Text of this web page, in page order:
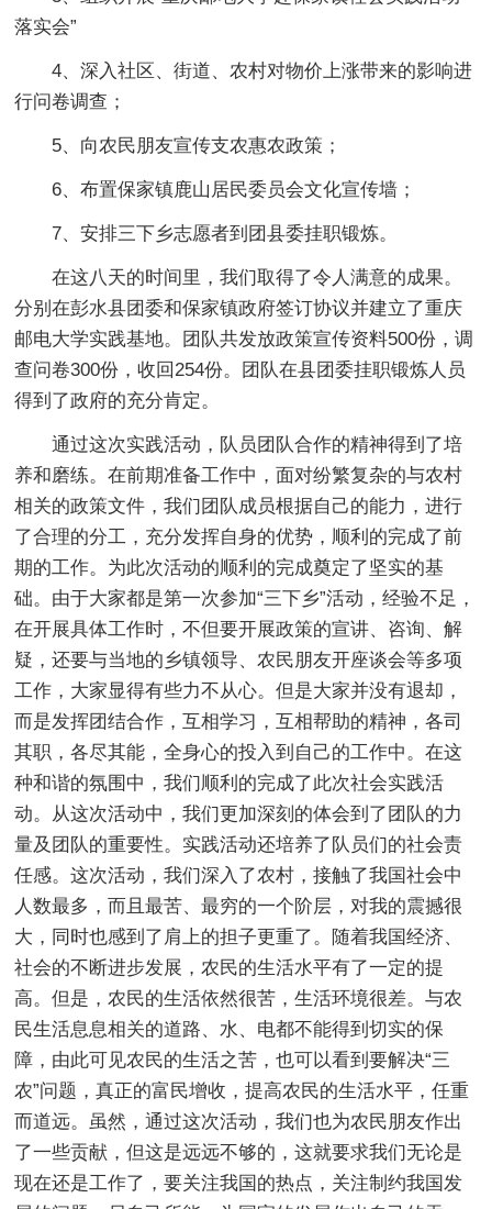
落实会”
4、深入社区、街道、农村对物价上涨带来的影响进
行问卷调查；
5、向农民朋友宣传支农惠农政策；
6、布置保家镇鹿山居民委员会文化宣传墙；
7、安排三下乡志愿者到团县委挂职锻炼。
在这八天的时间里，我们取得了令人满意的成果。
分别在彭水县团委和保家镇政府签订协议并建立了重庆
邮电大学实践基地。团队共发放政策宣传资料500份，调
查问卷300份，收回254份。团队在县团委挂职锻炼人员
得到了政府的充分肯定。
通过这次实践活动，队员团队合作的精神得到了培
养和磨练。在前期准备工作中，面对纷繁复杂的与农村
相关的政策文件，我们团队成员根据自己的能力，进行
了合理的分工，充分发挥自身的优势，顺利的完成了前
期的工作。为此次活动的顺利的完成奠定了坚实的基
础。由于大家都是第一次参加“三下乡”活动，经验不足，
在开展具体工作时，不但要开展政策的宣讲、咨询、解
疑，还要与当地的乡镇领导、农民朋友开座谈会等多项
工作，大家显得有些力不从心。但是大家并没有退却，
而是发挥团结合作，互相学习，互相帮助的精神，各司
其职，各尽其能，全身心的投入到自己的工作中。在这
种和谐的氛围中，我们顺利的完成了此次社会实践活
动。从这次活动中，我们更加深刻的体会到了团队的力
量及团队的重要性。实践活动还培养了队员们的社会责
任感。这次活动，我们深入了农村，接触了我国社会中
人数最多，而且最苦、最穷的一个阶层，对我的震撼很
大，同时也感到了肩上的担子更重了。随着我国经济、
社会的不断进步发展，农民的生活水平有了一定的提
高。但是，农民的生活依然很苦，生活环境很差。与农
民生活息息相关的道路、水、电都不能得到切实的保
障，由此可见农民的生活之苦，也可以看到要解决“三
农”问题，真正的富民增收，提高农民的生活水平，任重
而道远。虽然，通过这次活动，我们也为农民朋友作出
了一些贡献，但这是远远不够的，这就要求我们无论是
现在还是工作了，要关注我国的热点，关注制约我国发